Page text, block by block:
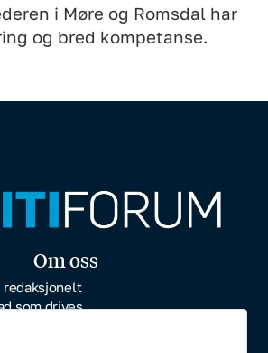
i Møre og Romsdal har
og bred kompetanse.
Om oss
som drives
plakaten og